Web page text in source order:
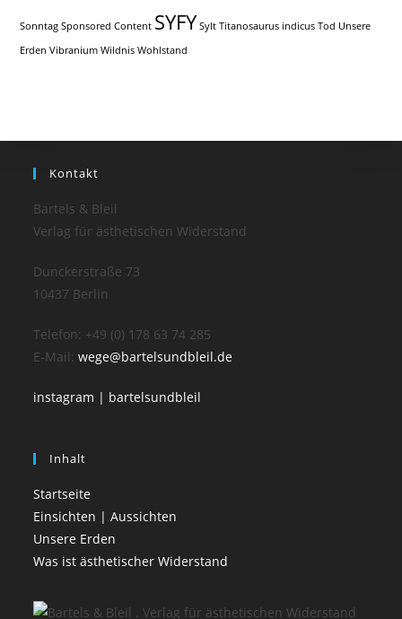
Sonntag Sponsored Content SYFY Sylt Titanosaurus indicus Tod Unsere
Erden Vibranium Wildnis Wohlstand
Kontakt
Bartels & Bleil
Verlag für ästhetischen Widerstand
Dunckerstraße 73
10437 Berlin
Telefon: +49 (0) 178 63 74 285
E-Mail:wege@bartelsundbleil.de
instagram | bartelsundbleil
Inhalt
Startseite
Einsichten | Aussichten
Unsere Erden
Was ist ästhetischer Widerstand